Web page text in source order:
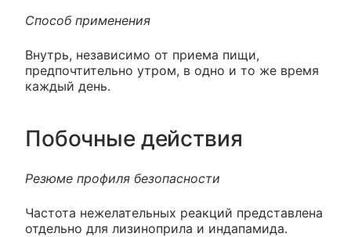
Способ применения
Внутрь, независимо от приема пищи,
предпочтительно утром, в одно и то же время
каждый день.
Побочные действия
Резюме профиля безопасности
Частота нежелательных реакций представлена
отдельно для лизиноприла и индапамида.